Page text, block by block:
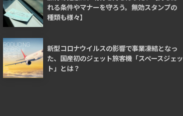
れる条件やマナーを守ろう。無効スタンプの
種類も様々】
新型コロナウイルスの影響で事業凍結となっ
た、国産初のジェット旅客機「スペースジェッ
ト」とは？